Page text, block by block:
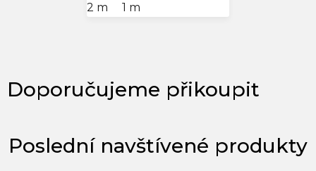
2 m 1 m
Poslední navštívené produkty